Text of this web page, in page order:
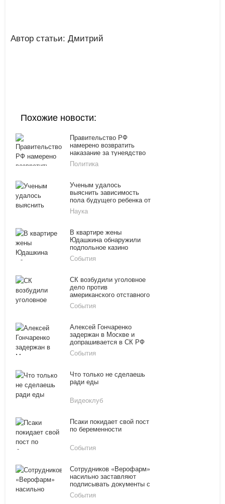
Автор статьи: Дмитрий
Похожие новости:
Правительство РФ
намерено возвратить
наказание за тунеядство
Политика
Ученым удалось
выяснить зависимость
пола будущего ребенка от
регулярности половой
жизни
Наука
В квартире жены
Юдашкина обнаружили
подпольное казино
События
СК возбудили уголовное
дело против
американского отставного
генерала за призыв
убивать русских
События
Алексей Гончаренко
задержан в Москве и
допрашивается в СК РФ
События
Что только не сделаешь
ради еды
Видеоклуб
Псаки покидает свой пост
по беременности
События
Сотрудников «Верофарм»
насильно заставляют
подписывать документы с
антироссийским уклоном
События